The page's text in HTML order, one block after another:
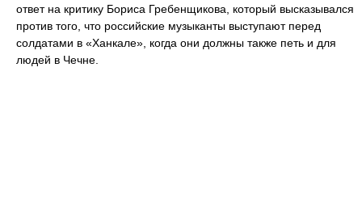
ответ на критику Бориса Гребенщикова, который высказывался
против того, что российские музыканты выступают перед
солдатами в «Ханкале», когда они должны также петь и для
людей в Чечне.